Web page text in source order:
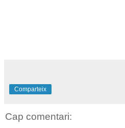
Comparteix
Cap comentari: